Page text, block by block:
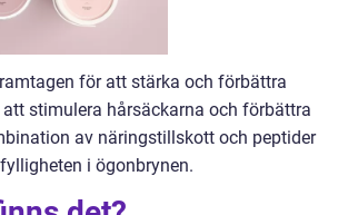
för att stärka och förbättra
stimulera hårsäckarna och förbättra
av näringstillskott och peptider
i ögonbrynen.